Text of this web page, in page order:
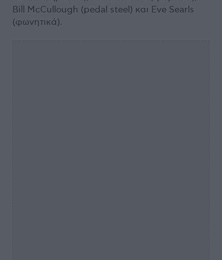
Bill McCullough (pedal steel) και Eve Searls
(φωνητικά).